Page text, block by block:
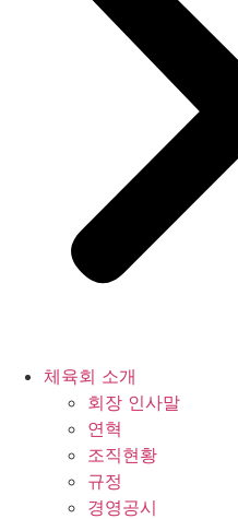
체육회 소개
회장 인사말
연혁
조직현황
규정
경영공시